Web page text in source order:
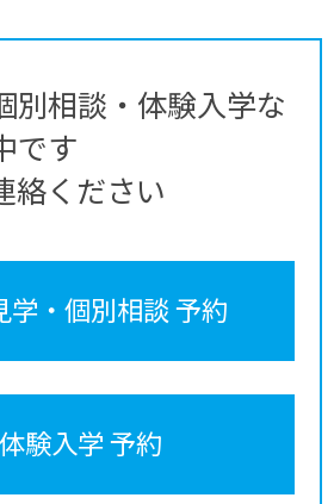
別相談・体験入学な
です
絡ください
学・個別相談 予約
体験入学 予約